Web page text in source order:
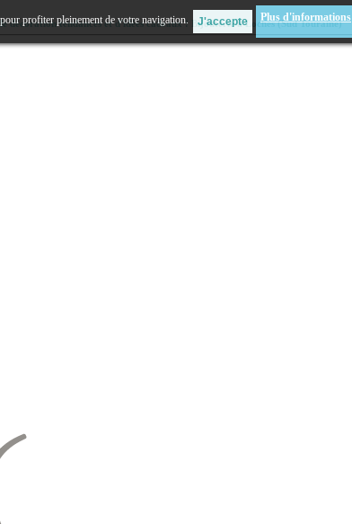
décoration tendances et d'idées cadeaux ! Bijouterie à Loches (Sud Touraine)
profiter pleinement de votre navigation. Plus d'informations